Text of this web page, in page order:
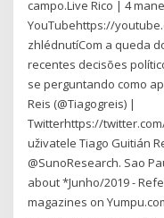
campo.Live Rico | 4
YouTubehttps://
zhlédnutíCom a queda
recentes decisões
se perguntando como
Reis (@Tiagogreis) |
Twitterhttps://
uživatele Tiago Guitián
@SunoResearch. Sao
about *Junho/2019 -
magazines on